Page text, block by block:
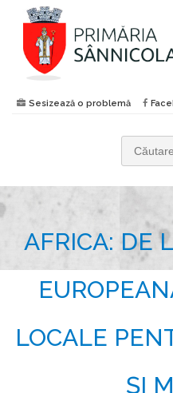
Sesizează o problemă
AFRICA: DE
LOCALE
ȘI